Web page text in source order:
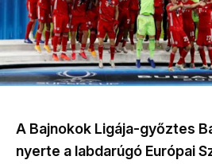
A Bajnokok Ligája-győztes
nyerte a labdarúgó Európai